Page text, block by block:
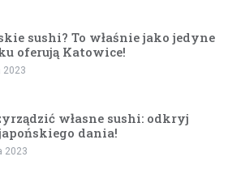
sushi? To właśnie jako jedyne
oferują Katowice!
2023
własne sushi: odkryj
dania!
2023